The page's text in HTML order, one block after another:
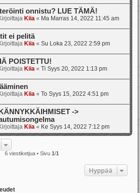
onnistu? LUE TÄMÄ!
Kiia « Ma Marras 14, 2022 11:45 am
ei pelitä
Kiia « Su Loka 23, 2022 2:59 pm
POISTETTU!
Kiia « Ti Syys 20, 2022 1:13 pm
Kiia « To Syys 15, 2022 4:51 pm
->
Kiia « Ke Syys 14, 2022 7:12 pm
6 viestiketjua • Sivu 1/1
Hyppää